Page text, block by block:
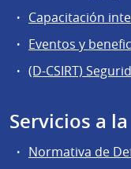
Capacitación
Eventos y
(D-CSIRT)
Servicios a
Normativa de